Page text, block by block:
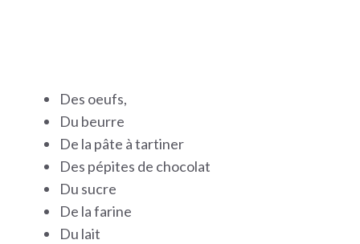
Des oeufs,
Du beurre
De la pâte à tartiner
Des pépites de chocolat
Du sucre
De la farine
Du lait